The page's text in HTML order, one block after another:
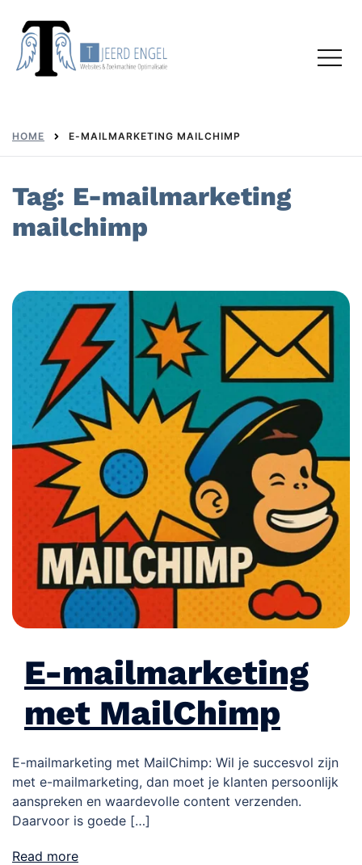
content
menu
HOME E-MAILMARKETING MAILCHIMP
Tag: E-mailmarketing
mailchimp
E-mailmarketing
met MailChimp
E-mailmarketing met MailChimp: Wil je succesvol zijn
met e-mailmarketing, dan moet je klanten persoonlijk
aanspreken en waardevolle content verzenden.
Daarvoor is goede […]
Read more